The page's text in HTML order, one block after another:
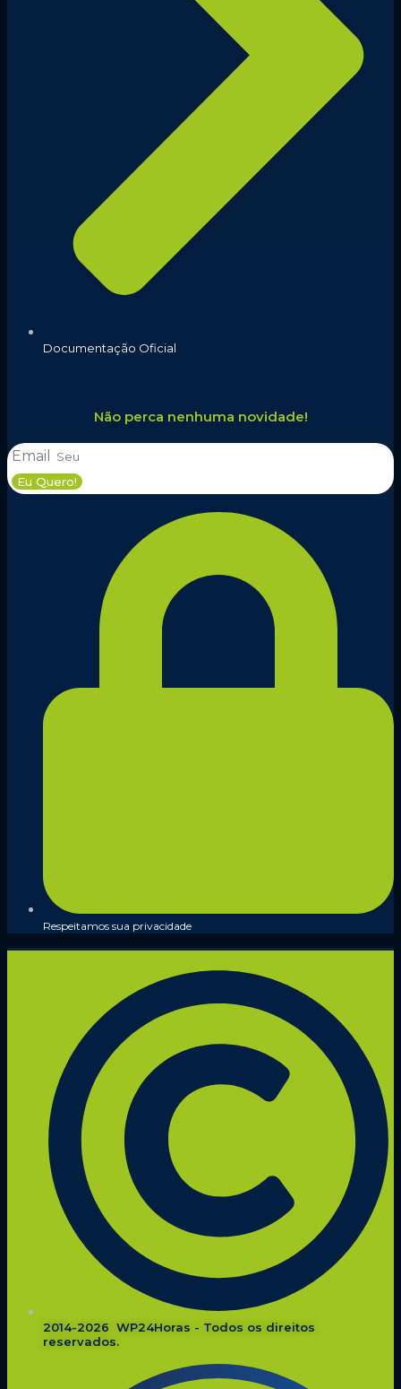
Documentação Oficial
Não perca nenhuma novidade!
Email
Eu Quero!
Respeitamos sua privacidade
2014-2026 WP24Horas - Todos os direitos
reservados.